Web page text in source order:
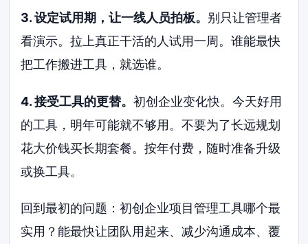
3. 设定试用期，让一线人员拍板。 别只让管理者
看演示。拉上真正干活的人试用一周。谁能最快
把工作搬进工具，就选谁。
4. 接受工具的更替。初创企业变化快。今天好用
的工具，明年可能就不够用。不要为了长远规划
花大价钱买长期套餐。按年付费，随时准备升级
或换工具。
回到最初的问题：初创企业项目管理工具哪个最
实用？能最快让团队用起来、减少沟通成本、覆